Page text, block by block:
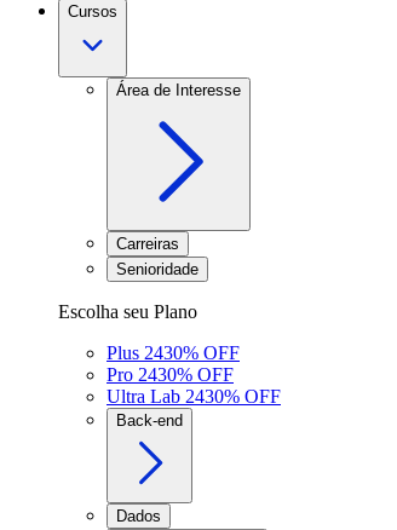
Cursos
Área de Interesse
Carreiras
Senioridade
Escolha seu Plano
Plus 2430% OFF
Pro 2430% OFF
Ultra Lab 2430% OFF
Back-end
Dados